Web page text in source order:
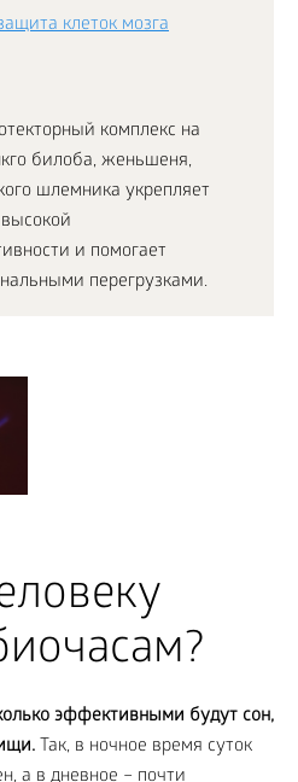
клеток мозга
комплекс на
билоба, женьшеня,
шлемника укрепляет
и помогает
перегрузками.
эффективными будут сон,
Так, в ночное время суток
а в дневное – почти